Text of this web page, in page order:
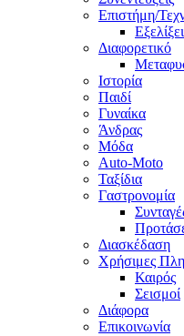
Επιστήμη/
Διαφορετικό
Ιστορία
Παιδί
Γυναίκα
Άνδρας
Μόδα
Auto-Moto
Ταξίδια
Γαστρονομία
Διασκέδαση
Χρήσιμες
Καιρός
Σεισμοί
Διάφορα
Επικοινωνία